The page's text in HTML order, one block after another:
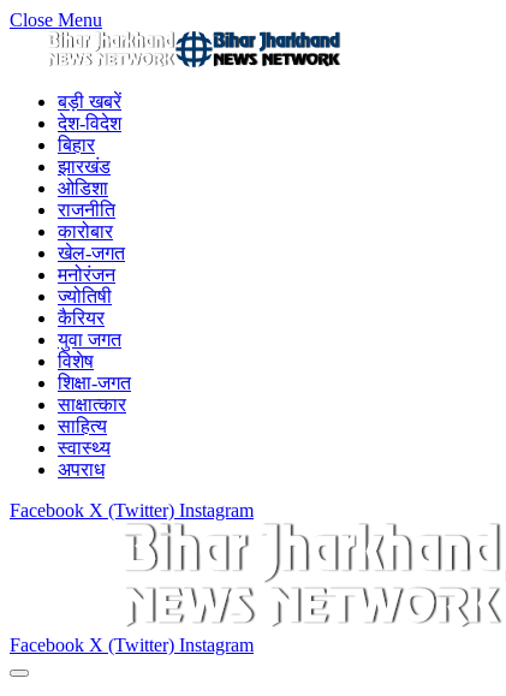
Close Menu
बड़ी खबरें
देश-विदेश
बिहार
झारखंड
ओडिशा
राजनीति
कारोबार
खेल-जगत
मनोरंजन
ज्योतिषी
कैरियर
युवा जगत
विशेष
शिक्षा-जगत
साक्षात्कार
साहित्य
स्वास्थ्य
अपराध
Facebook X (Twitter) Instagram
Facebook X (Twitter) Instagram